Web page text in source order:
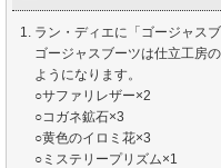
ラン・ディエに「ゴージャスブ
ゴージャスブーツは仕立工房
ようになります。
○サファリレザー×2
○コガネ鉱石×3
○黄色のイロミ花×3
○ミステリープリズム×1